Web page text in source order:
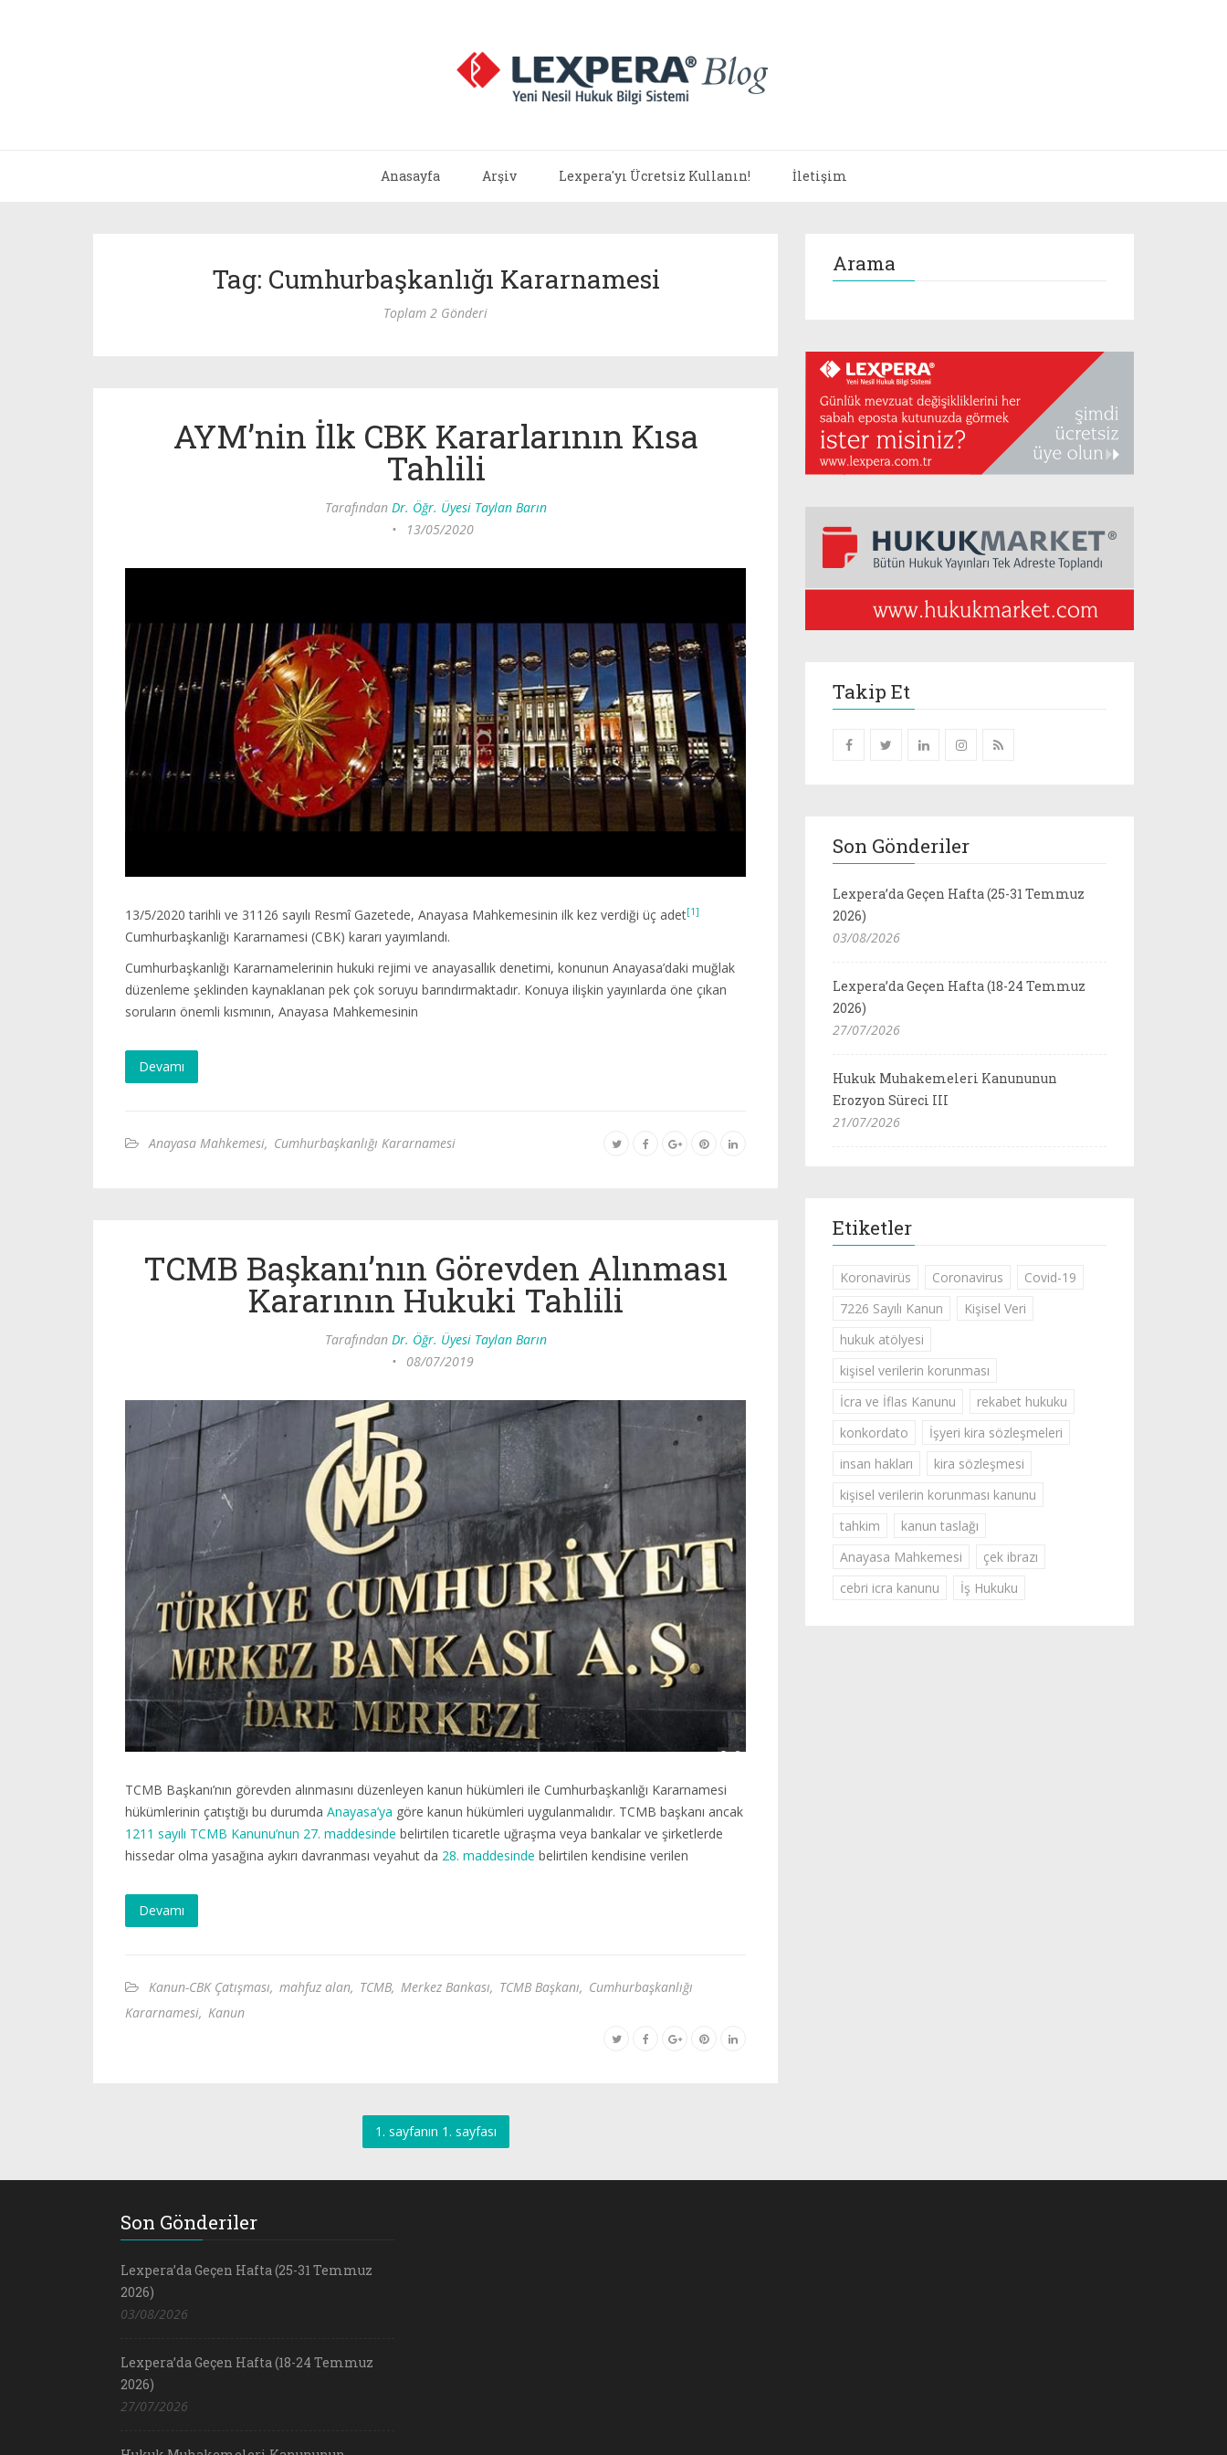
Anasayfa Arşiv Lexpera'yı Ücretsiz Kullanın! İletişim
Tag: Cumhurbaşkanlığı Kararnamesi
Toplam 2 Gönderi
AYM’nin İlk CBK Kararlarının Kısa
Tahlili
Tarafından Dr. Öğr. Üyesi Taylan Barın
•
13/05/2020
13/5/2020 tarihli ve 31126 sayılı Resmî Gazetede, Anayasa Mahkemesinin ilk kez verdiği üç adet[1]
Cumhurbaşkanlığı Kararnamesi (CBK) kararı yayımlandı.
Cumhurbaşkanlığı Kararnamelerinin hukuki rejimi ve anayasallık denetimi, konunun Anayasa’daki muğlak
düzenleme şeklinden kaynaklanan pek çok soruyu barındırmaktadır. Konuya ilişkin yayınlarda öne çıkan
soruların önemli kısmının, Anayasa Mahkemesinin
Devamı
Anayasa Mahkemesi, Cumhurbaşkanlığı Kararnamesi
TCMB Başkanı’nın Görevden Alınması
Kararının Hukuki Tahlili
Tarafından Dr. Öğr. Üyesi Taylan Barın
•
08/07/2019
TCMB Başkanı’nın görevden alınmasını düzenleyen kanun hükümleri ile Cumhurbaşkanlığı Kararnamesi
hükümlerinin çatıştığı bu durumda Anayasa’ya göre kanun hükümleri uygulanmalıdır. TCMB başkanı ancak
1211 sayılı TCMB Kanunu’nun 27. maddesinde belirtilen ticaretle uğraşma veya bankalar ve şirketlerde
hissedar olma yasağına aykırı davranması veyahut da 28. maddesinde belirtilen kendisine verilen
Devamı
Kanun-CBK Çatışması, mahfuz alan, TCMB, Merkez Bankası, TCMB Başkanı, Cumhurbaşkanlığı
Kararnamesi, Kanun
1. sayfanın 1. sayfası
Arama
Takip Et
Son Gönderiler
Lexpera’da Geçen Hafta (25-31 Temmuz
2026)
03/08/2026
Lexpera’da Geçen Hafta (18-24 Temmuz
2026)
27/07/2026
Hukuk Muhakemeleri Kanununun
Erozyon Süreci III
21/07/2026
Etiketler
Koronavirüs Coronavirus
Covid-19
7226 Sayılı Kanun
Kişisel Veri
hukuk atölyesi
kişisel verilerin korunması
İcra ve İflas Kanunu
rekabet hukuku
konkordato
İşyeri kira sözleşmeleri
insan hakları
kira sözleşmesi
kişisel verilerin korunması kanunu
tahkim
kanun taslağı
Anayasa Mahkemesi
çek ibrazı
cebri icra kanunu
İş Hukuku
Son Gönderiler
Lexpera’da Geçen Hafta (25-31 Temmuz
2026)
03/08/2026
Lexpera’da Geçen Hafta (18-24 Temmuz
2026)
27/07/2026